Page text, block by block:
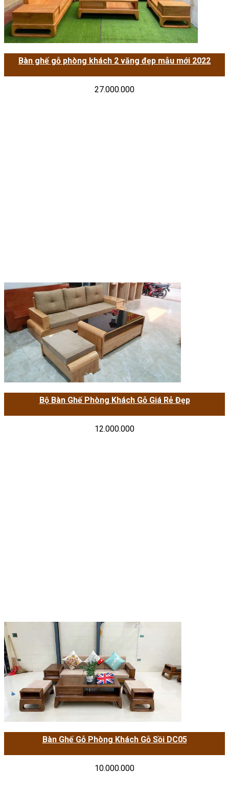
Bàn ghế gỗ phòng khách 2 văng đẹp mẫu mới 2022
27.000.000
Bộ Bàn Ghế Phòng Khách Gỗ Giá Rẻ Đẹp
12.000.000
Bàn Ghế Gỗ Phòng Khách Gỗ Sồi DC05
10.000.000